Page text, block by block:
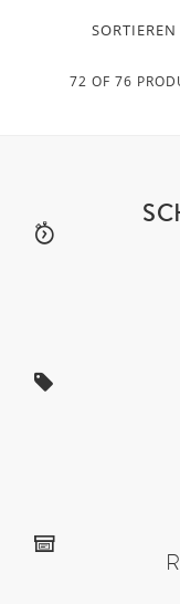
72 OF 76